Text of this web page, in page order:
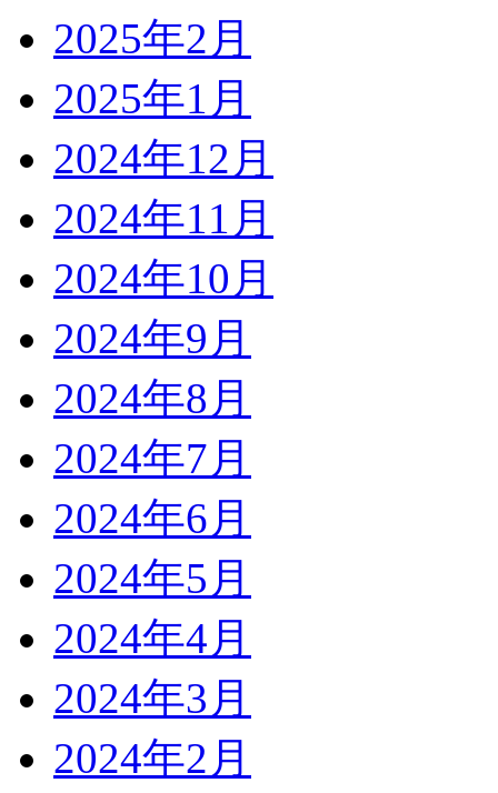
2025年2月
2025年1月
2024年12月
2024年11月
2024年10月
2024年9月
2024年8月
2024年7月
2024年6月
2024年5月
2024年4月
2024年3月
2024年2月